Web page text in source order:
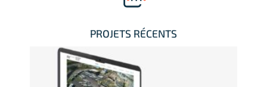
PROJETS RÉCENTS